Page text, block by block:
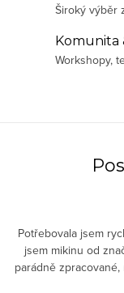
u
Široký výběr
Komunita
Workshopy,
Potřebovala jsem
jsem mikinu od
parádně